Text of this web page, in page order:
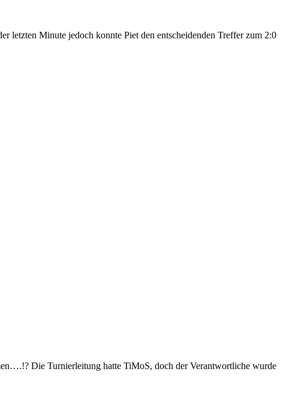
letzten Minute jedoch konnte Piet den entscheidenden Treffer zum 2:0
Die Turnierleitung hatte TiMoS, doch der Verantwortliche wurde